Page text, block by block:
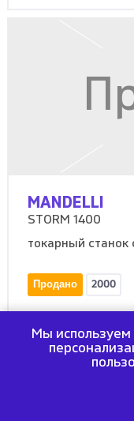
MANDELLI
STORM 1400
токарный станок
Продано 2000
Мы